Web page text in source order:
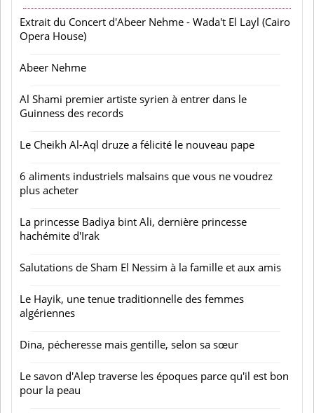
Extrait du Concert d'Abeer Nehme - Wada't El Layl (Cairo
Opera House)
Abeer Nehme
Al Shami premier artiste syrien à entrer dans le
Guinness des records
Le Cheikh Al-Aql druze a félicité le nouveau pape
6 aliments industriels malsains que vous ne voudrez
plus acheter
La princesse Badiya bint Ali, dernière princesse
hachémite d'Irak
Salutations de Sham El Nessim à la famille et aux amis
Le Hayik, une tenue traditionnelle des femmes
algériennes
Dina, pécheresse mais gentille, selon sa sœur
Le savon d'Alep traverse les époques parce qu'il est bon
pour la peau